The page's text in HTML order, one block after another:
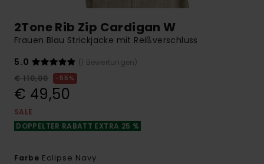
2Tone Rib Zip Cardigan W
Frauen Blau Strickjacke mit Reißverschluss
5.0
(1 Bewertungen)
€ 110,00
55%
€ 49,50
SALE
DOPPELTER RABATT EXTRA 25 %
Farbe Eclipse Navy